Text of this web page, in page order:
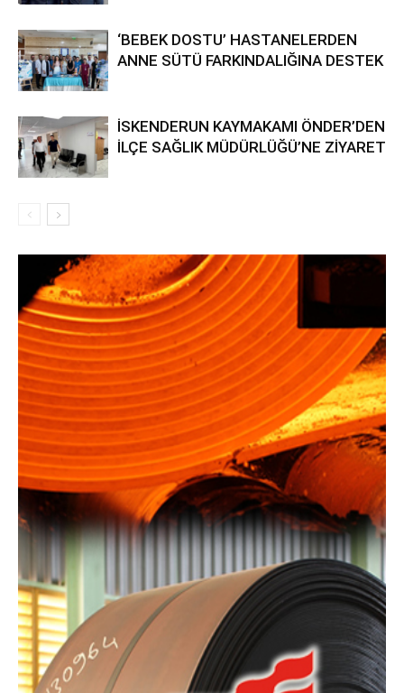
‘BEBEK DOSTU’ HASTANELERDEN
ANNE SÜTÜ FARKINDALIĞINA DESTEK
İSKENDERUN KAYMAKAMI ÖNDER’DEN
İLÇE SAĞLIK MÜDÜRLÜĞÜ’NE ZİYARET